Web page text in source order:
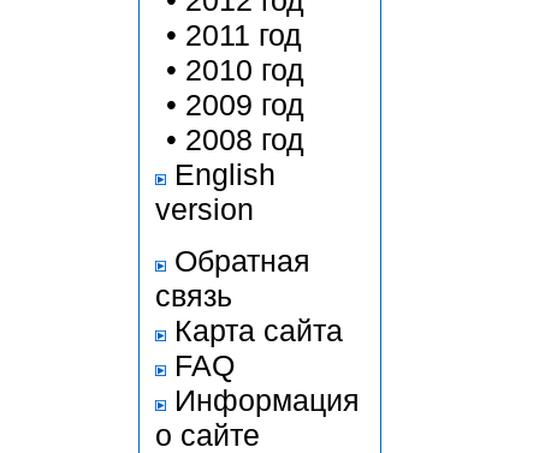
• 2011 год
• 2010 год
• 2009 год
• 2008 год
English
version
Обратная
связь
Карта сайта
FAQ
Информация
о сайте